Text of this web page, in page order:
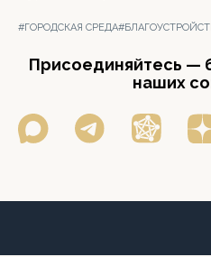
#ГОРОДСКАЯ СРЕДА
Присоединяйтесь —
наших